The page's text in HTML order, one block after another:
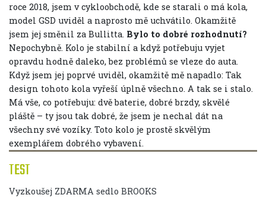
TEST
Vyzkoušej ZDARMA sedlo BROOKS
roce 2018, jsem v cykloobchodě, kde se starali o má kola,
model GSD uviděl a naprosto mě uchvátilo. Okamžitě
jsem jej směnil za Bullitta. Bylo to dobré rozhodnutí?
Nepochybně. Kolo je stabilní a když potřebuju vyjet
opravdu hodně daleko, bez problémů se vleze do auta.
Když jsem jej poprvé uviděl, okamžitě mě napadlo: Tak
design tohoto kola vyřeší úplně všechno. A tak se i stalo.
Má vše, co potřebuju: dvě baterie, dobré brzdy, skvělé
pláště – ty jsou tak dobré, že jsem je nechal dát na
všechny své vozíky. Toto kolo je prostě skvělým
exemplářem dobrého vybavení.